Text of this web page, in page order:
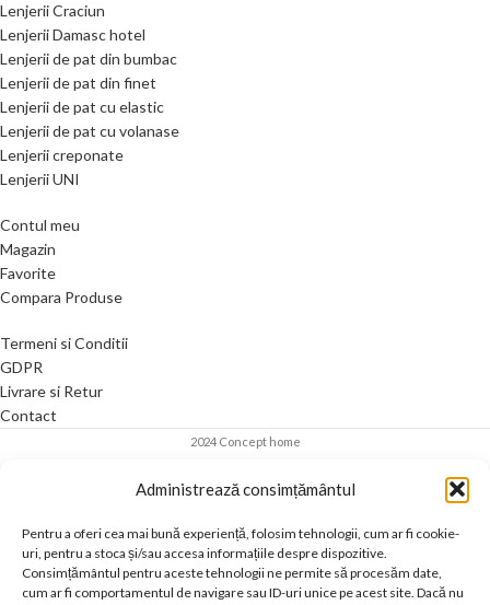
Administrează consimțământul
Pentru a oferi cea mai bună experiență, folosim tehnologii, cum ar fi cookie-
uri, pentru a stoca și/sau accesa informațiile despre dispozitive.
Consimțământul pentru aceste tehnologii ne permite să procesăm date,
cum ar fi comportamentul de navigare sau ID-uri unice pe acest site. Dacă nu
Lenjerii Craciun
Lenjerii Damasc hotel
Lenjerii de pat din bumbac
Lenjerii de pat din finet
Lenjerii de pat cu elastic
Lenjerii de pat cu volanase
Lenjerii creponate
Lenjerii UNI
Contul meu
Magazin
Favorite
Compara Produse
Termeni si Conditii
GDPR
Livrare si Retur
Contact
2024 Concept home